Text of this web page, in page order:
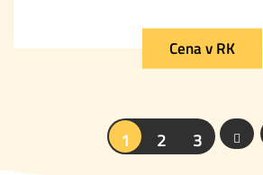
Cena v RK
1 2 3